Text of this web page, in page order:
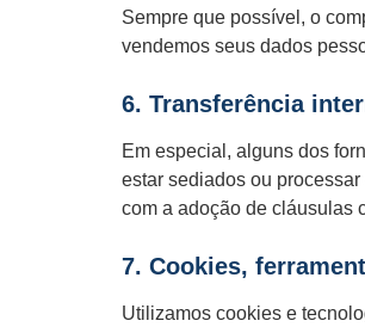
Sempre que possível, o
vendemos seus dados
6. Transferência
Em especial, alguns dos
estar sediados ou
com a adoção de cláusulas
7. Cookies,
Utilizamos cookies e